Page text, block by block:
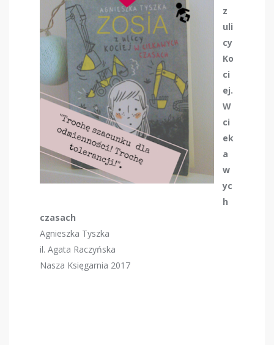
z
uli
cy
Ko
ci
ej.
W
ci
ek
a
w
yc
h
czasach
Agnieszka Tyszka
il. Agata Raczyńska
Nasza Księgarnia 2017